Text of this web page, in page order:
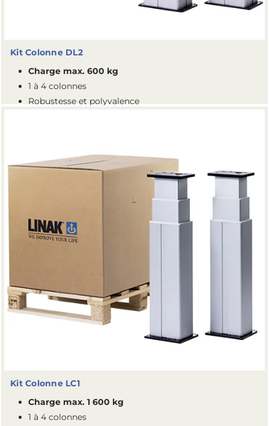
Kit Colonne DL2
Charge max. 600 kg
1 à 4 colonnes
Robustesse et polyvalence
Kit Colonne LC1
Charge max. 1 600 kg
1 à 4 colonnes